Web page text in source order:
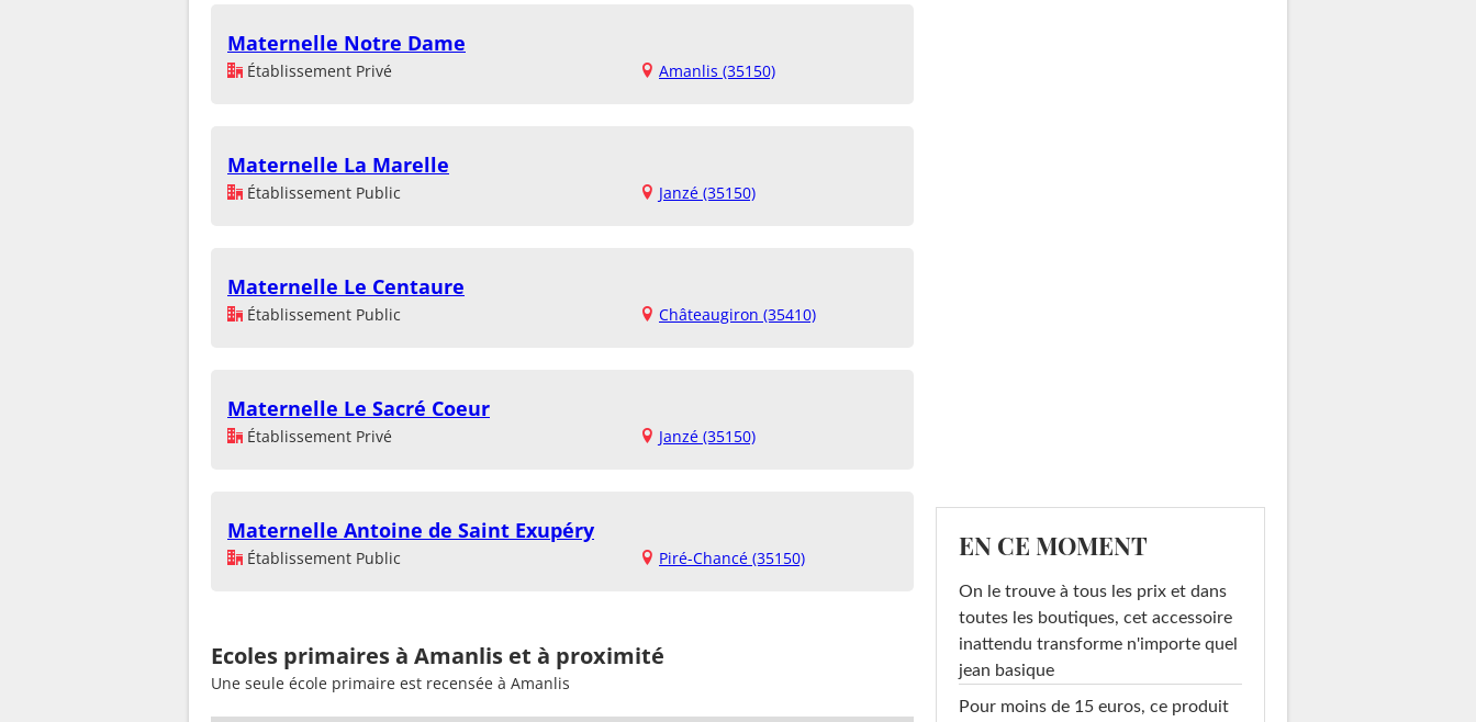
Maternelle Notre Dame
Établissement Privé Amanlis (35150)
Maternelle La Marelle
Établissement Public Janzé (35150)
Maternelle Le Centaure
Établissement Public Châteaugiron (35410)
Maternelle Le Sacré Coeur
Établissement Privé Janzé (35150)
Maternelle Antoine de Saint Exupéry
Établissement Public Piré-Chancé (35150)
Ecoles primaires à Amanlis et à proximité
Une seule école primaire est recensée à Amanlis
EN CE MOMENT
On le trouve à tous les prix et dans
toutes les boutiques, cet accessoire
inattendu transforme n'importe quel
jean basique
Pour moins de 15 euros, ce produit